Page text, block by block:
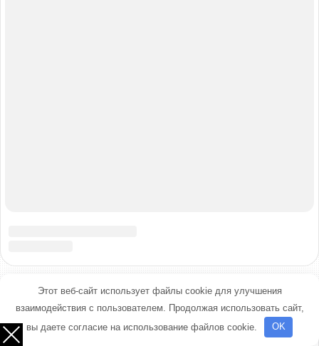
Этот веб-сайт использует файлы cookie для улучшения
взаимодействия с пользователем. Продолжая использовать сайт,
вы даете согласие на использование файлов cookie.
OK